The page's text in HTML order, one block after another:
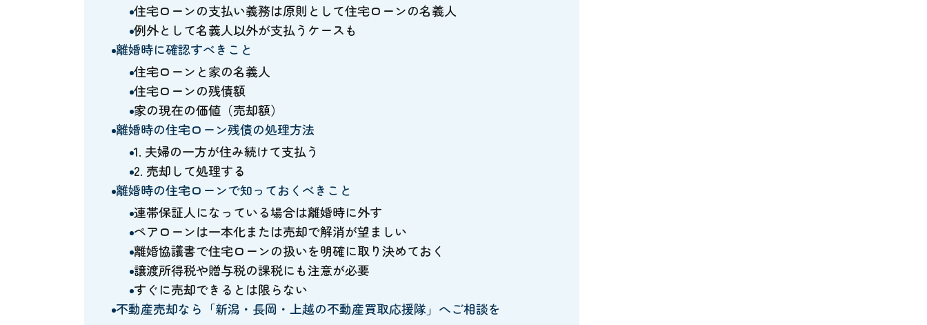
住宅ローンの支払い義務は原則として住宅ローンの名義人
例外として名義人以外が支払うケースも
離婚時に確認すべきこと
住宅ローンと家の名義人
住宅ローンの残債額
家の現在の価値（売却額）
離婚時の住宅ローン残債の処理方法
1. 夫婦の一方が住み続けて支払う
2. 売却して処理する
離婚時の住宅ローンで知っておくべきこと
連帯保証人になっている場合は離婚時に外す
ペアローンは一本化または売却で解消が望ましい
離婚協議書で住宅ローンの扱いを明確に取り決めておく
譲渡所得税や贈与税の課税にも注意が必要
すぐに売却できるとは限らない
不動産売却なら「新潟・長岡・上越の不動産買取応援隊」へご相談を